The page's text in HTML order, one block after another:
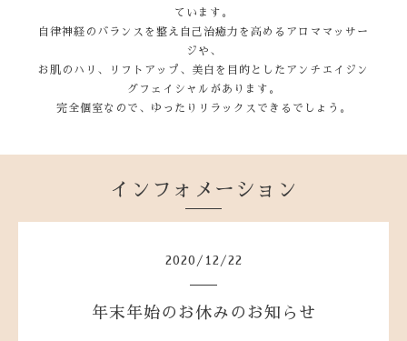
ています。
自律神経のバランスを整え自己治癒力を高めるアロママッサー
ジや、
お肌のハリ、リフトアップ、美白を目的としたアンチエイジン
グフェイシャルがあります。
完全個室なので、ゆったりリラックスできるでしょう。
インフォメーション
2020 / 12 /22
年末年始のお休みのお知らせ